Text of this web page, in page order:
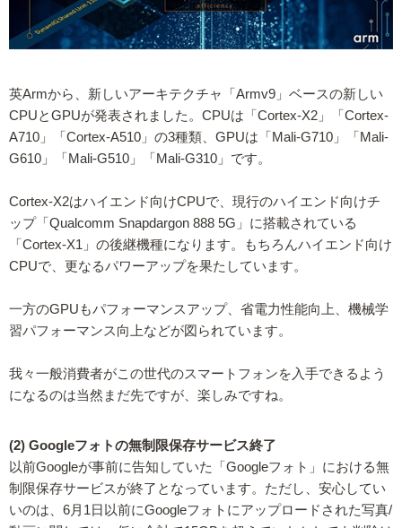
英Armから、新しいアーキテクチャ「Armv9」ベースの新しい
CPUとGPUが発表されました。CPUは「Cortex-X2」「Cortex-
A710」「Cortex-A510」の3種類、GPUは「Mali-G710」「Mali-
G610」「Mali-G510」「Mali-G310」です。
Cortex-X2はハイエンド向けCPUで、現行のハイエンド向けチ
ップ「Qualcomm Snapdargon 888 5G」に搭載されている
「Cortex-X1」の後継機種になります。もちろんハイエンド向け
CPUで、更なるパワーアップを果たしています。
一方のGPUもパフォーマンスアップ、省電力性能向上、機械学
習パフォーマンス向上などが図られています。
我々一般消費者がこの世代のスマートフォンを入手できるよう
になるのは当然まだ先ですが、楽しみですね。
(2) Googleフォトの無制限保存サービス終了
以前Googleが事前に告知していた「Googleフォト」における無
制限保存サービスが終了となっています。ただし、安心してい
いのは、6月1日以前にGoogleフォトにアップロードされた写真/